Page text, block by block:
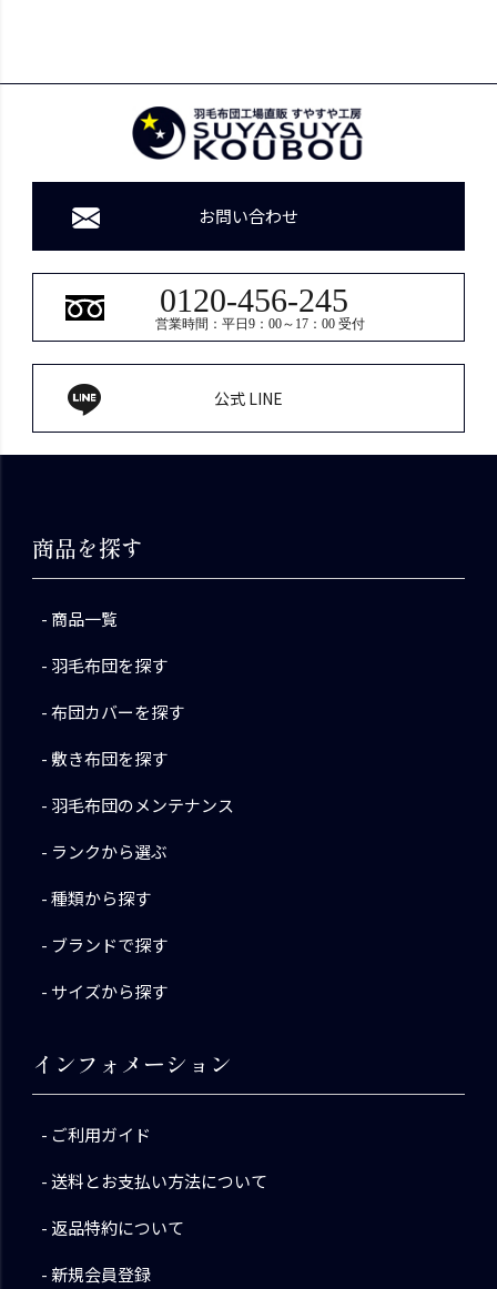
お問い合わせ
0120-456-245
営業時間：平日9：00～17：00 受付
公式 LINE
商品を探す
商品一覧
羽毛布団を探す
布団カバーを探す
敷き布団を探す
羽毛布団のメンテナンス
ランクから選ぶ
種類から探す
ブランドで探す
サイズから探す
インフォメーション
ご利用ガイド
送料とお支払い方法について
返品特約について
新規会員登録